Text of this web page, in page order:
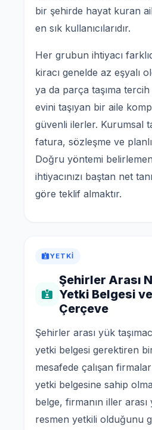
bir şehirde hayat kuran
en sık kullanıcılarıdır.
Her grubun ihtiyacı
kiracı genelde az eşyalı
ya da parça taşıma
evini taşıyan bir aile
güvenli ilerler. Kurumsal
fatura, sözleşme ve
Doğru yöntemi
ihtiyacınızı baştan net
göre teklif almaktır.
YETKI
Şehirler Arası
Yetki Belgesi
Çerçeve
Şehirler arası yük
yetki belgesi gerektiren
mesafede çalışan
yetki belgesine sahip
belge, firmanın iller arası
resmen yetkili olduğunu